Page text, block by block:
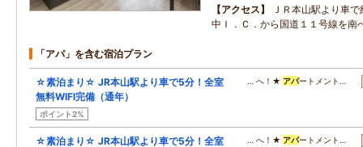
アクセス
ＪＲ本山駅より車
中Ｉ．Ｃ．から国道１１号線を南
「アパ」を含む宿泊プラン
☆素泊まり☆ JR本山駅より車で5分！全室
無料WIFI完備（通年）
ポイント2%
… へ！★ アパートメント…
☆素泊まり☆ JR本山駅より車で5分！全室 … へ！★ アパートメント…